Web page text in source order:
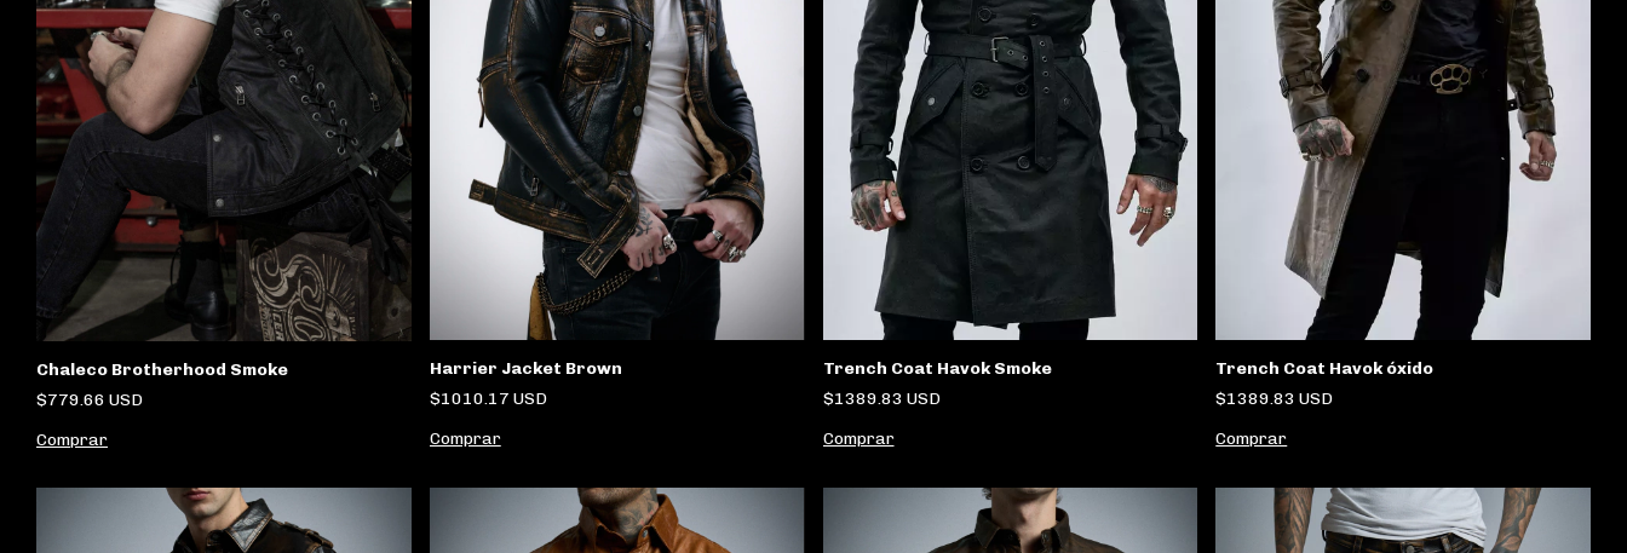
Chaleco Brotherhood Smoke
$779.66 USD
Comprar
Harrier Jacket Brown
$1010.17 USD
Comprar
Trench Coat Havok Smoke
$1389.83 USD
Comprar
Trench Coat Havok óxido
$1389.83 USD
Comprar